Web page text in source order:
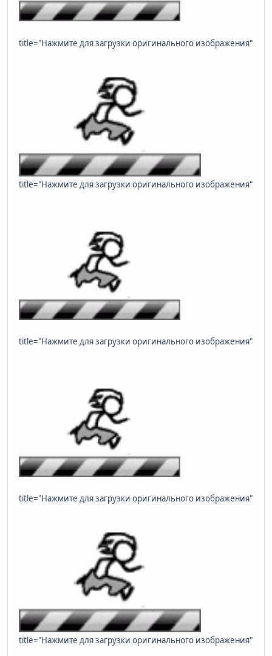
title="Нажмите для загрузки оригинального изображения"
title="Нажмите для загрузки оригинального изображения"
title="Нажмите для загрузки оригинального изображения"
title="Нажмите для загрузки оригинального изображения"
title="Нажмите для загрузки оригинального изображения"